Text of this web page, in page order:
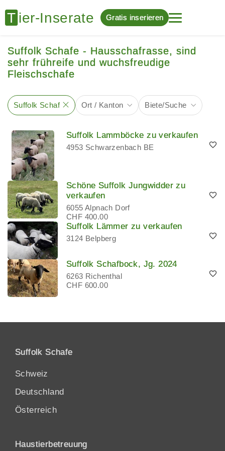
Gratis inserieren
Suffolk Schafe - Hausschafrasse, sind
sehr frühreife und wuchsfreudige
Fleischschafe
Suffolk Schaf Ort / Kanton Biete/Suche
Suffolk Lammböcke zu verkaufen
4953 Schwarzenbach BE
Schöne Suffolk Jungwidder zu
verkaufen
6055 Alpnach Dorf
CHF 400.00
Suffolk Lämmer zu verkaufen
3124 Belpberg
Suffolk Schafbock, Jg. 2024
6263 Richenthal
CHF 600.00
Suffolk Schafe
Schweiz
Deutschland
Österreich
Haustierbetreuung